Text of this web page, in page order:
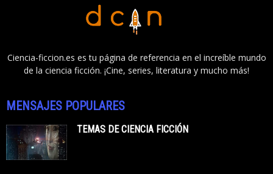
Ciencia-ficcion.es es tu página de referencia en el increíble mundo
de la ciencia ficción. ¡Cine, series, literatura y mucho más!
MENSAJES POPULARES
TEMAS DE CIENCIA FICCIÓN